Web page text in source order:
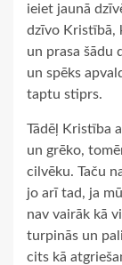
ieiet jaunā
dzīvo Kristībā,
un prasa šādu
un spēks
taptu stiprs.
Tādēļ Kristība
un grēko,
cilvēku. Taču
jo arī tad, ja
nav vairāk kā
turpinās un
cits kā